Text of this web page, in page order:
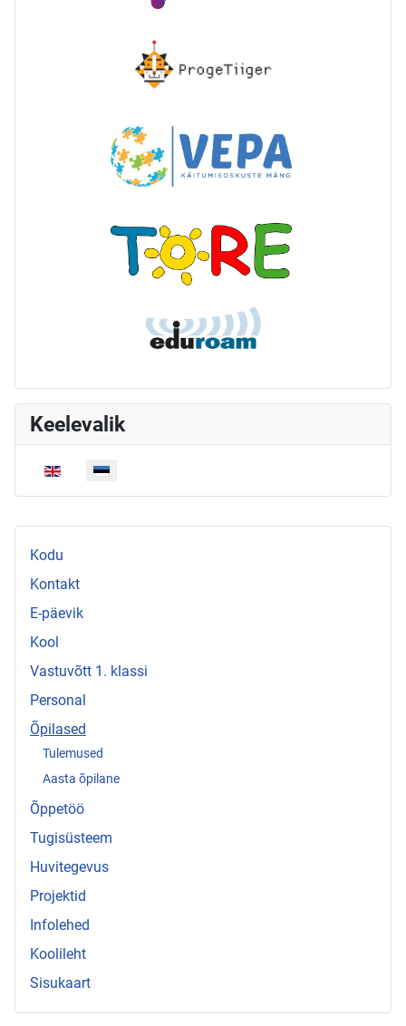
Kodu
Kontakt
E-päevik
Kool
Vastuvõtt 1. klassi
Personal
Õpilased
Tulemused
Aasta õpilane
Õppetöö
Tugisüsteem
Huvitegevus
Projektid
Infolehed
Koolileht
Sisukaart
Keelevalik
Vali keel